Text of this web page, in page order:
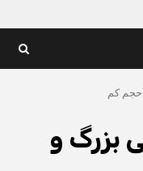
حجم کم
بزرگ و